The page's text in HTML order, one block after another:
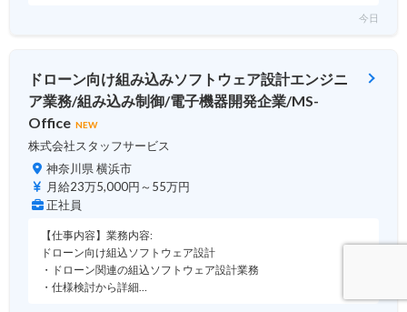
今日
ドローン向け組み込みソフトウェア設計エンジニ
ア業務/組み込み制御/電子機器開発企業/MS-
Office NEW
株式会社スタッフサービス
神奈川県 横浜市
月給23万5,000円～55万円
正社員
【仕事内容】業務内容:
ドローン向け組込ソフトウェア設計
・ドローン関連の組込ソフトウェア設計業務
・仕様検討から詳細…